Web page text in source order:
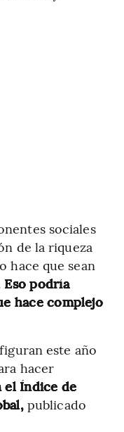
sociales
de la riqueza
hace que sean
Eso podría
hace complejo
este año
hacer
el Índice de
publicado